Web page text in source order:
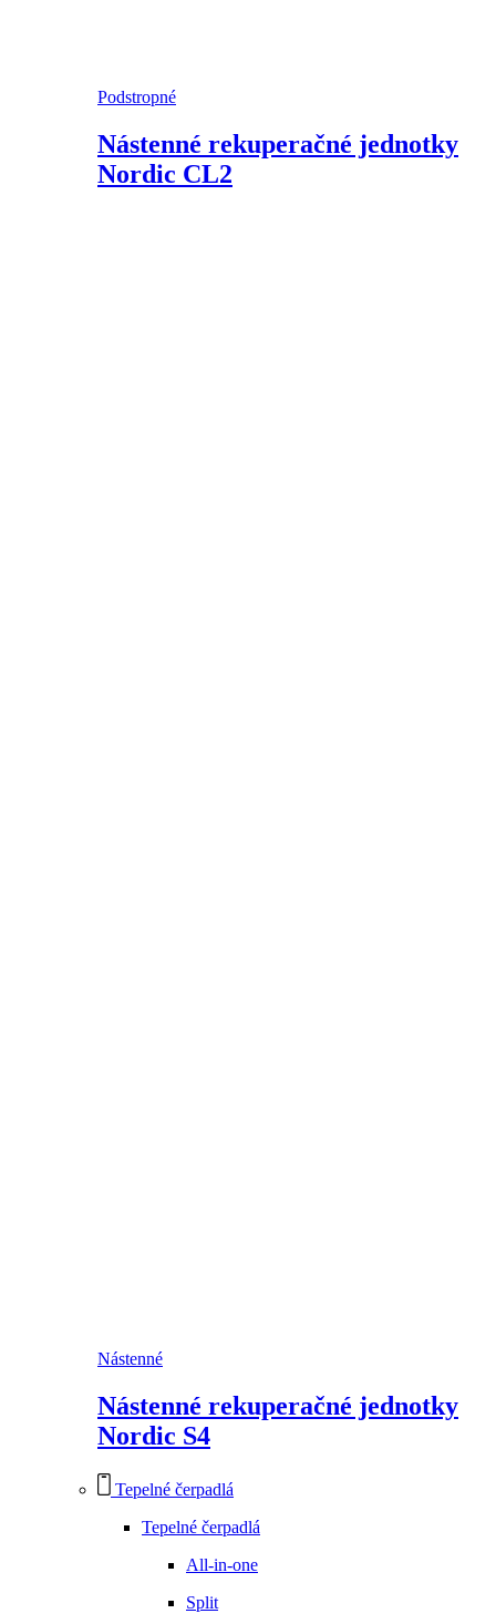
Podstropné
Nástenné rekuperačné jednotky
Nordic CL2
Nástenné
Nástenné rekuperačné jednotky
Nordic S4
Tepelné čerpadlá
Tepelné čerpadlá
All-in-one
Split